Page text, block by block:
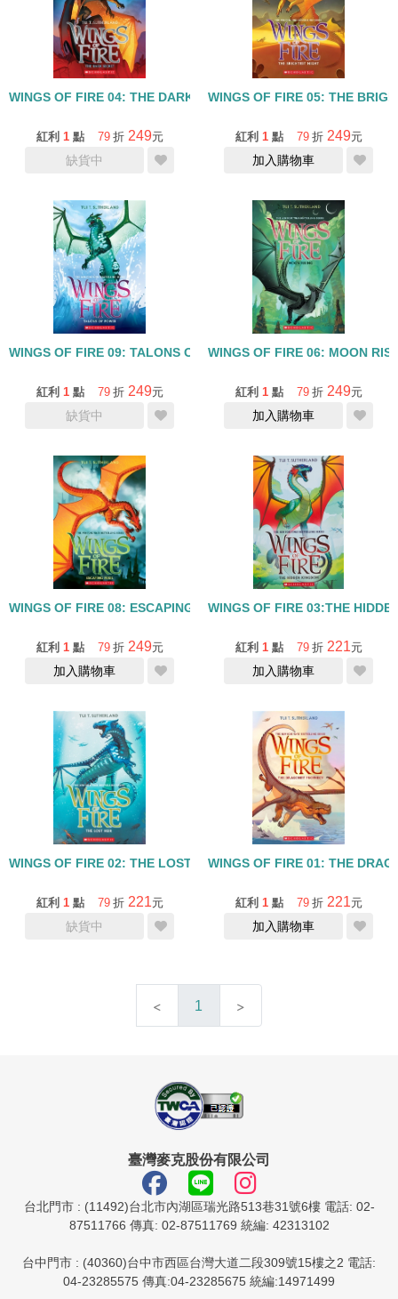
WINGS OF FIRE 04: THE DARK SECRET
紅利 1 點 79 折 249元
缺貨中
WINGS OF FIRE 05: THE
紅利 1 點 79 折 249元
加入購物車
WINGS OF FIRE 09: TALONS OF POWER
紅利 1 點 79 折 249元
缺貨中
WINGS OF FIRE 06: MOON
紅利 1 點 79 折 249元
加入購物車
WINGS OF FIRE 08: ESCAPING PERIL
紅利 1 點 79 折 249元
加入購物車
WINGS OF
紅利 1 點 79 折 221元
加入購物車
WINGS OF FIRE 02: THE LOST HEIR
紅利 1 點 79 折 221元
缺貨中
WINGS OF FIRE 01: THE
紅利 1 點 79 折 221元
加入購物車
1
臺灣麥克股份有限公司
台北門市 : (11492)台北市內湖區瑞光路513巷31號6樓 電話: 02-
87511766 傳真: 02-87511769 統編: 42313102
台中門市 : (40360)台中市西區台灣大道二段309號15樓之2 電話:
04-23285575 傳真:04-23285675 統編:14971499